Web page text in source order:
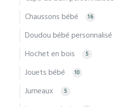
Chaussons bébé 16
Doudou bébé personnalisé
Hochet en bois 5
Jouets bébé 10
Jumeaux 5